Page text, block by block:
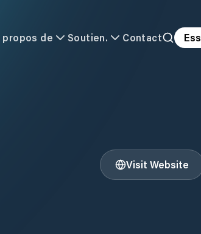
propos de Soutien. Contact
Visit Website